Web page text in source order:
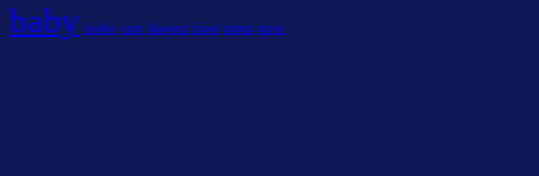
baby bottle cute diapers food items store